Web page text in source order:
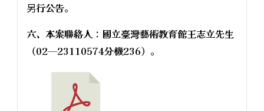
另行公告。
六、本案聯絡人：國立臺灣藝術教育館王志立先生
（02─23110574分機236）。